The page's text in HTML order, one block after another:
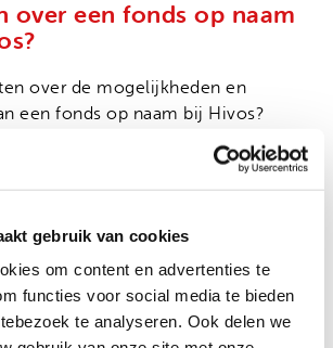
gebruik van cookies
om content en advertenties te
functies voor social media te bieden
te analyseren. Ook delen we
over een fonds op naam
over de mogelijkheden en
een fonds op naam bij Hivos?
op met onze donateursafdeling
een afspraak.
bereikbaar op 070 376 55 00
donateurs@hivos.nl.
op naam aanvragen